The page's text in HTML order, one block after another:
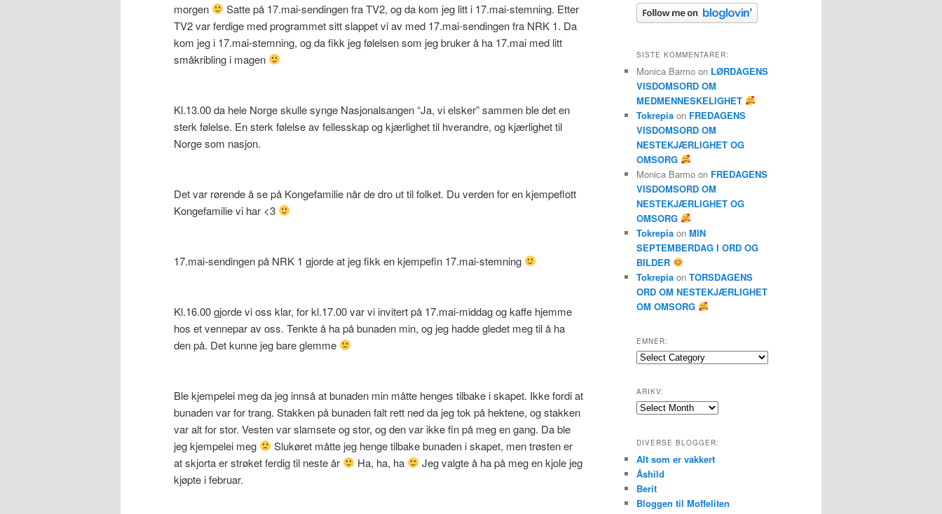
morgen
Satte på 17.mai-sendingen fra TV2, og da kom jeg litt i 17.mai-stemning. Etter
TV2 var ferdige med programmet sitt slappet vi av med 17.mai-sendingen fra NRK 1. Da
kom jeg i 17.mai-stemning, og da fikk jeg følelsen som jeg bruker å ha 17.mai med litt
småkribling i magen
Kl.13.00 da hele Norge skulle synge Nasjonalsangen “Ja, vi elsker” sammen ble det en
sterk følelse. En sterk følelse av fellesskap og kjærlighet til hverandre, og kjærlighet til
Norge som nasjon.
Det var rørende å se på Kongefamilie når de dro ut til folket. Du verden for en kjempeflott
Kongefamilie vi har <3
17.mai-sendingen på NRK 1 gjorde at jeg fikk en kjempefin 17.mai-stemning
Kl.16.00 gjorde vi oss klar, for kl.17.00 var vi invitert på 17.mai-middag og kaffe hjemme
hos et vennepar av oss. Tenkte å ha på bunaden min, og jeg hadde gledet meg til å ha
den på. Det kunne jeg bare glemme
Ble kjempelei meg da jeg innså at bunaden min måtte henges tilbake i skapet. Ikke fordi at
bunaden var for trang. Stakken på bunaden falt rett ned da jeg tok på hektene, og stakken
var alt for stor. Vesten var slamsete og stor, og den var ikke fin på meg en gang. Da ble
jeg kjempelei meg
Slukøret måtte jeg henge tilbake bunaden i skapet, men trøsten er
at skjorta er strøket ferdig til neste år
Ha, ha, ha
Jeg valgte å ha på meg en kjole jeg
kjøpte i februar.
SISTE KOMMENTARER:
Monica Barmo on LØRDAGENS
VISDOMSORD OM
MEDMENNESKELIGHET
Tokrepia on FREDAGENS
VISDOMSORD OM
NESTEKJÆRLIGHET OG
OMSORG
Monica Barmo on FREDAGENS
VISDOMSORD OM
NESTEKJÆRLIGHET OG
OMSORG
Tokrepia on MIN
SEPTEMBERDAG I ORD OG
BILDER
Tokrepia on TORSDAGENS
ORD OM NESTEKJÆRLIGHET
OM OMSORG
EMNER:
Emner:
ARIKV:
Arikv:
DIVERSE BLOGGER:
Alt som er vakkert
Åshild
Berit
Bloggen til Moffeliten